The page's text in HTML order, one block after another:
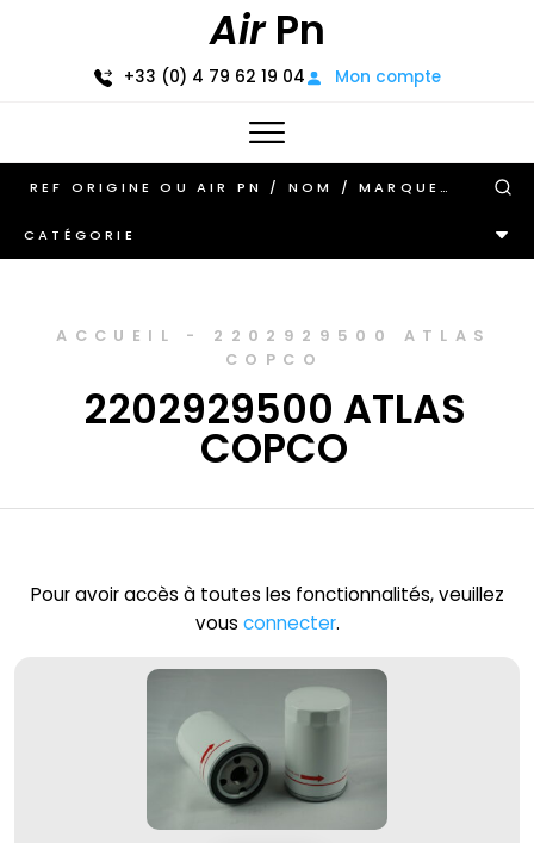
AirPn
+33 (0) 4 79 62 19 04 Mon compte
CATÉGORIE
ACCUEIL - 2202929500 ATLAS
COPCO
2202929500 ATLAS
COPCO
Pour avoir accès à toutes les fonctionnalités, veuillez
vous connecter.